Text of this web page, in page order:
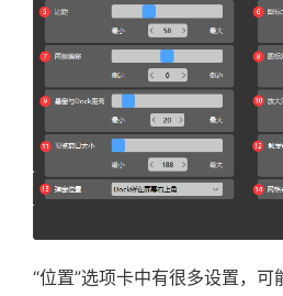
“位置”选项卡中有很多设置，